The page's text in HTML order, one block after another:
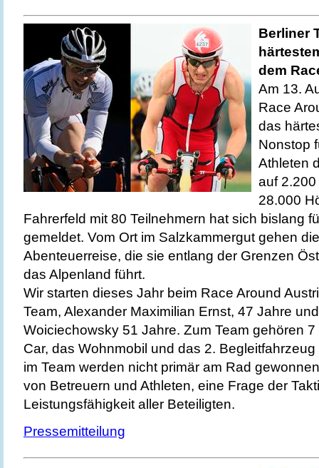
Berliner
dem
Am 13.
Race
das
Nonstop
Athleten
auf
28.000
Fahrerfeld mit 80 Teilnehmern hat sich bislang
gemeldet. Vom Ort im Salzkammergut gehen
Abenteuerreise, die sie entlang der Grenzen
das Alpenland führt.
Wir starten dieses Jahr beim Race Around
Team, Alexander Maximilian Ernst, 47 Jahre
Woiciechowsky 51 Jahre. Zum Team gehören
Car, das Wohnmobil und das 2.
im Team werden nicht primär am Rad
von Betreuern und Athleten, eine Frage der
Leistungsfähigkeit aller Beteiligten.
Pressemitteilung